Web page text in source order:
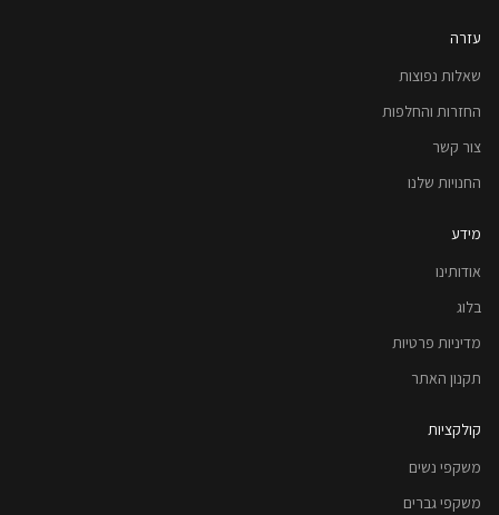
עזרה
שאלות נפוצות
החזרות והחלפות
צור קשר
החנויות שלנו
מידע
אודותינו
בלוג
מדיניות פרטיות
תקנון האתר
קולקציות
משקפי נשים
משקפי גברים